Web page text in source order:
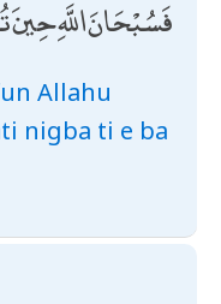
فَسُبْحَانَ اللَّهِ
Allahu
nigba ti e ba